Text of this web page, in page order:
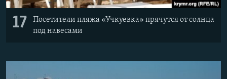
17
Посетители пляжа «Учкуевка» прячутся от солнца
под навесами